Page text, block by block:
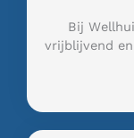
Bij
vrijblijvend